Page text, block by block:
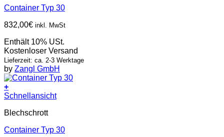
Container Typ 30
832,00€ inkl. MwSt
Enthält 10% USt.
Kostenloser Versand
Lieferzeit: ca. 2-3 Werktage
by Zangl GmbH
+
Schnellansicht
Blechschrott
Container Typ 30